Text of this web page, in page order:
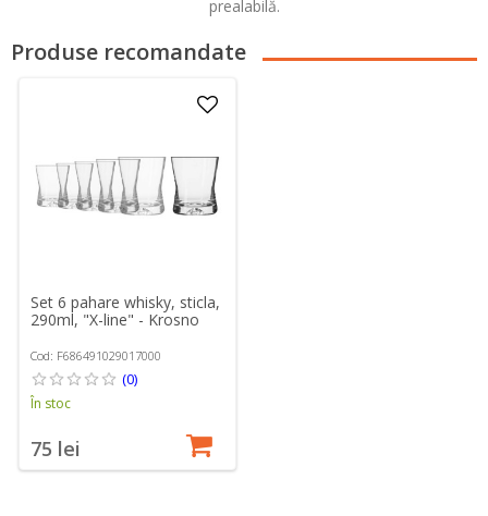
prealabilă.
Produse recomandate
Set 6 pahare whisky, sticla,
290ml, "X-line" - Krosno
Cod: F686491029017000
(0)
În stoc
75 lei